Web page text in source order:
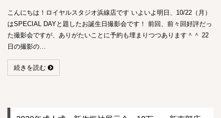
こんにちは！ロイヤルスタジオ浜線店です いよいよ明日、10/22（月）
はSPECIAL DAYと題したお誕生日撮影会です！ 前回、前々回好評だっ
た撮影会ですが、ありがたいことに予約も埋まりつつあります＾＾ 22
日の撮影の…
続きを読む